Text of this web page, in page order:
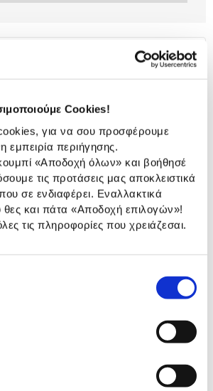
Cookies!
για να σου προσφέρουμε
περιήγησης.
«Αποδοχή όλων» και βοήθησέ
τις προτάσεις μας αποκλειστικά
σε ενδιαφέρει. Εναλλακτικά
και πάτα «Αποδοχή επιλογών»!
τις πληροφορίες που χρειάζεσαι.
πως τα παρακάτω
ενδιαφέρουν!